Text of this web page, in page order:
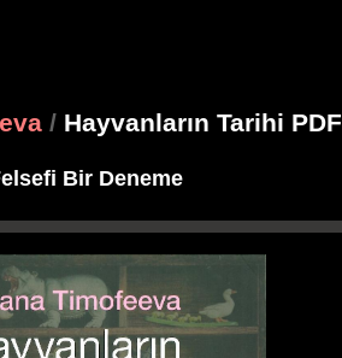
/ Hayvanların Tarihi PDF
Bir Deneme